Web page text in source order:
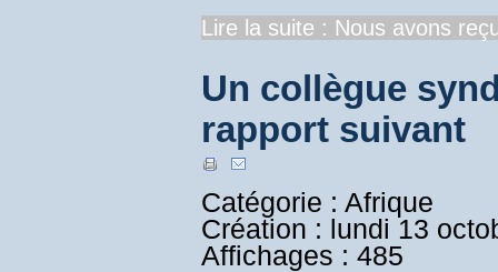
Lire la suite : Nous avons
Un collègue
rapport suivant
Catégorie : Afrique
Création : lundi 13
Affichages : 485